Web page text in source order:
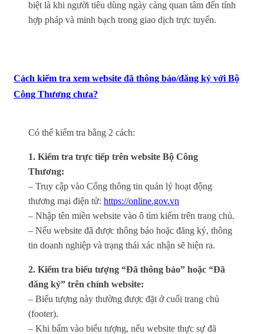
biệt là khi người tiêu dùng ngày càng quan tâm đến tính
hợp pháp và minh bạch trong giao dịch trực tuyến.
Cách kiểm tra xem website đã thông báo/đăng ký với Bộ
Công Thương chưa?
Có thể kiểm tra bằng 2 cách:
1. Kiểm tra trực tiếp trên website Bộ Công
Thương:
– Truy cập vào Cổng thông tin quản lý hoạt động
thương mại điện tử: https://online.gov.vn
– Nhập tên miền website vào ô tìm kiếm trên trang chủ.
– Nếu website đã được thông báo hoặc đăng ký, thông
tin doanh nghiệp và trạng thái xác nhận sẽ hiện ra.
2. Kiểm tra biểu tượng “Đã thông báo” hoặc “Đã
đăng ký” trên chính website:
– Biểu tượng này thường được đặt ở cuối trang chủ
(footer).
– Khi bấm vào biểu tượng, nếu website thực sự đã